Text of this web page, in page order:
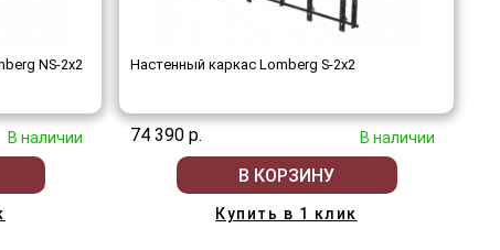
NS-2х2
В наличии
Настенный каркас Lomberg S-2х2
74 390 р. В наличии
В КОРЗИНУ
Купить в 1 клик